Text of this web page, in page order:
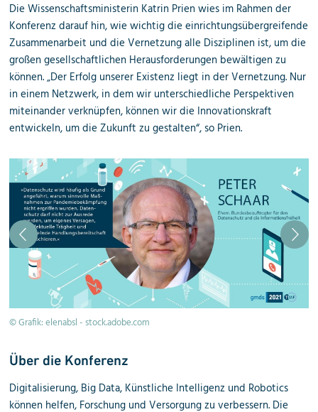
Die Wissenschaftsministerin Katrin Prien wies im Rahmen der
Konferenz darauf hin, wie wichtig die einrichtungsübergreifende
Zusammenarbeit und die Vernetzung alle Disziplinen ist, um die
großen gesellschaftlichen Herausforderungen bewältigen zu
können. „Der Erfolg unserer Existenz liegt in der Vernetzung. Nur
in einem Netzwerk, in dem wir unterschiedliche Perspektiven
miteinander verknüpfen, können wir die Innovationskraft
entwickeln, um die Zukunft zu gestalten“, so Prien.
© Grafik: elenabsl - stock.adobe.com
Über die Konferenz
Digitalisierung, Big Data, Künstliche Intelligenz und Robotics
können helfen, Forschung und Versorgung zu verbessern. Die